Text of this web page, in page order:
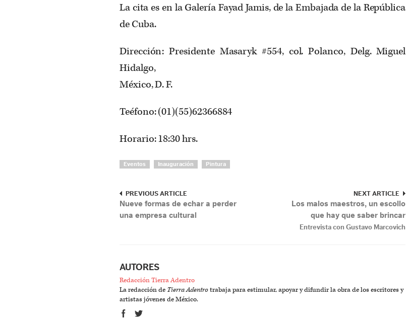
La cita es en la Galería Fayad Jamis, de la Embajada de la República
de Cuba.
Dirección: Presidente Masaryk #554, col. Polanco, Delg. Miguel
Hidalgo,
México, D. F.
Teéfono: (01)(55)62366884
Horario: 18:30 hrs.
Eventos Inauguración Pintura
PREVIOUS ARTICLE
Nueve formas de echar a perder
una empresa cultural
NEXT ARTICLE
Los malos maestros, un escollo
que hay que saber brincar
Entrevista con Gustavo Marcovich
AUTORES
Redacción Tierra Adentro
La redacción de Tierra Adentrotrabaja para estimular, apoyar y difundir la obra de los escritores y
artistas jóvenes de México.